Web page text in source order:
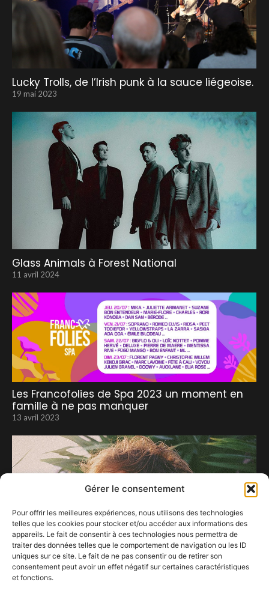
Gérer le consentement
Pour offrir les meilleures expériences, nous utilisons des technologies
telles que les cookies pour stocker et/ou accéder aux informations des
appareils. Le fait de consentir à ces technologies nous permettra de
traiter des données telles que le comportement de navigation ou les ID
uniques sur ce site. Le fait de ne pas consentir ou de retirer son
consentement peut avoir un effet négatif sur certaines caractéristiques
et fonctions.
Lucky Trolls, de l’Irish punk à la sauce liégeoise.
19 mai 2023
Glass Animals à Forest National
11 avril 2024
Les Francofolies de Spa 2023 un moment en
famille à ne pas manquer
13 avril 2023